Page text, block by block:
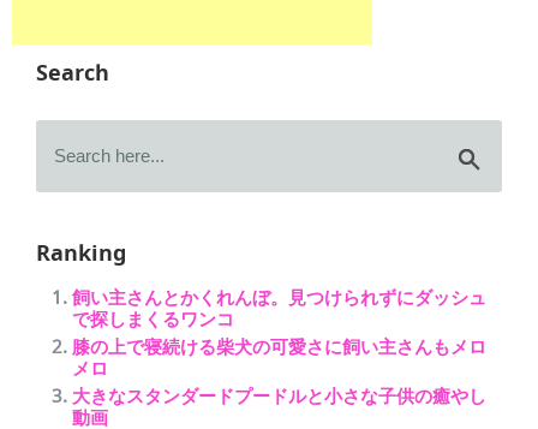
Search
Ranking
飼い主さんとかくれんぼ。見つけられずにダッシュ
で探しまくるワンコ
膝の上で寝続ける柴犬の可愛さに飼い主さんもメロ
メロ
大きなスタンダードプードルと小さな子供の癒やし
動画